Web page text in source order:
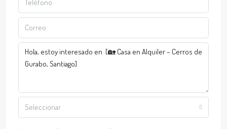
Seleccionar